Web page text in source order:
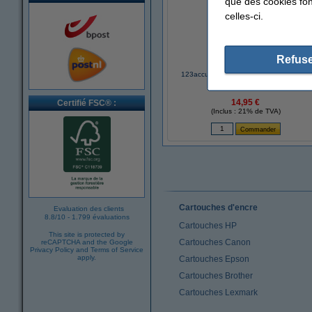
Certifié FSC® :
Evaluation des clients
8.8/10 - 1.799 évaluations
This site is protected by
reCAPTCHA and the Google
Privacy Policy and Terms of Service
apply.
123accu Xtreme Power MN1500 Penlite
14,95 €
(Inclus : 21% de TVA)
Cartouches d'encre
Cartouches HP
Cartouches Canon
Cartouches Epson
Cartouches Brother
Cartouches Lexmark
celles-ci.